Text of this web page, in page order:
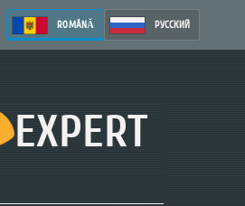
ROMÂNĂ РУССКИЙ
EXPERT